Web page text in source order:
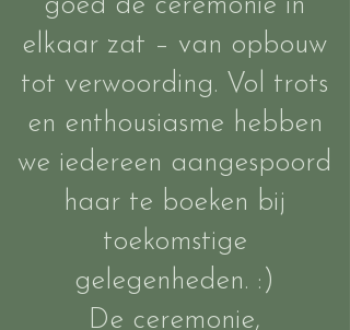
goed de ceremonie in
elkaar zat – van opbouw
tot verwoording. Vol trots
en enthousiasme hebben
we iedereen aangespoord
haar te boeken bij
toekomstige
gelegenheden. :)
De ceremonie,